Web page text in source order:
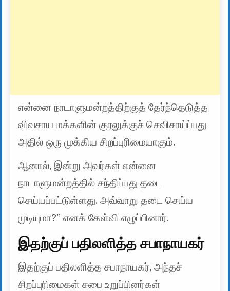
என்னை நாடாளுமன்றத்திற்குத் தேர்ந்தெடுத்த
விவசாய மக்களின் குரலுக்குச் செவிசாய்ப்பது
அதில் ஒரு முக்கிய சிறப்புரிமையாகும்.
ஆனால், இன்று அவர்கள் என்னை
நாடாளுமன்றத்தில் சந்திப்பது தடை
செய்யப்பட்டுள்ளது. அவ்வாறு தடை செய்ய
முடியுமா?” எனக் கேள்வி எழுப்பினார்.
இதற்குப் பதிலளித்த சபாநாயகர்
இதற்குப் பதிலளித்த சபாநாயகர், அந்தச்
சிறப்புரிமைகள் சபை உறுப்பினர்கள்